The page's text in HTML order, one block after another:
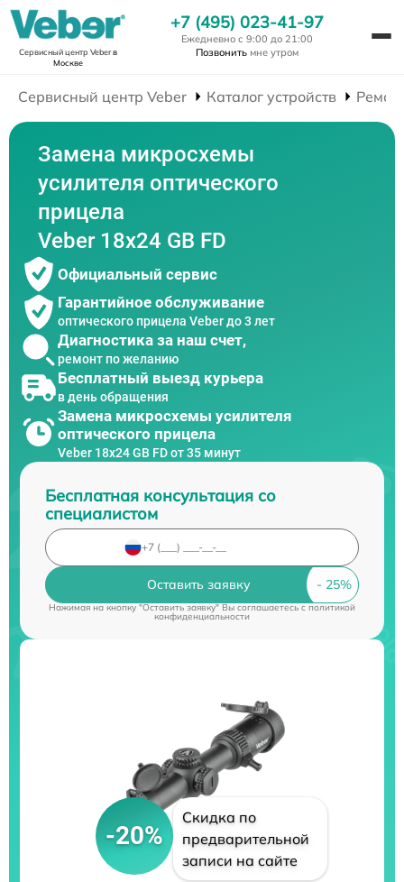
Сервисный центр Veberв
Москве
+7 (495) 023-41-97
Ежедневно с 9:00 до 21:00
Позвонить мне утром
Сервисный центр Veber Каталог устройств
Замена микросхемы
усилителя оптического
прицела
Veber 18x24 GB FD
Официальный сервис
Гарантийное обслуживание
оптического прицела Veber до 3 лет
Диагностика за наш счет,
ремонт по желанию
Бесплатный выезд курьера
в день обращения
Замена микросхемы усилителя
оптического прицела
Veber 18x24 GB FD от 35 минут
Бесплатная консультация со
специалистом
Оставить заявку
Нажимая на кнопку "Оставить заявку" Вы соглашаетесь cполитикой
конфиденциальности
-20%
Скидка по
предварительной
записи на сайте